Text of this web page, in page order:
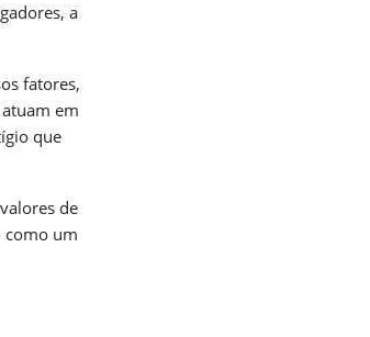
a
fatores,
em
que
de
como um